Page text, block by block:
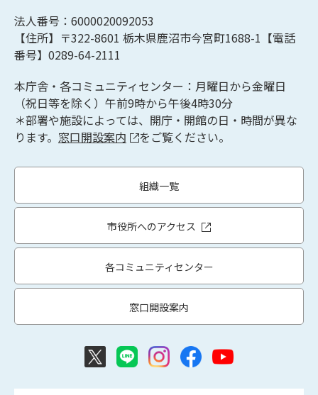
法人番号：6000020092053
【住所】〒322-8601 栃木県鹿沼市今宮町1688-1【電話
番号】0289-64-2111
本庁舎・各コミュニティセンター：月曜日から金曜日
（祝日等を除く）午前9時から午後4時30分
＊部署や施設によっては、開庁・開館の日・時間が異な
ります。 窓口開設案内 をご覧ください。
組織一覧
市役所へのアクセス
各コミュニティセンター
窓口開設案内